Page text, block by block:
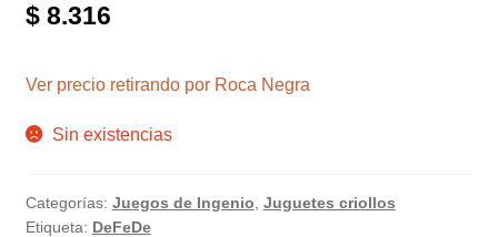
$8.316
Ver precio retirando por Roca Negra
Sin existencias
Categorías: Juegos de Ingenio Juguetes criollos
Etiqueta: DeFeDe